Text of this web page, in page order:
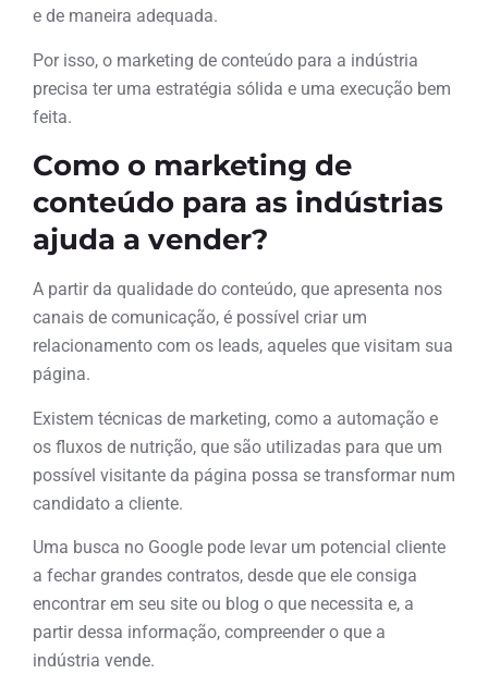
e de maneira adequada.
Por isso, o marketing de conteúdo para a indústria
precisa ter uma estratégia sólida e uma execução bem
feita.
Como o marketing de
conteúdo para as indústrias
ajuda a vender?
A partir da qualidade do conteúdo, que apresenta nos
canais de comunicação, é possível criar um
relacionamento com os leads, aqueles que visitam sua
página.
Existem técnicas de marketing, como a automação e
os fluxos de nutrição, que são utilizadas para que um
possível visitante da página possa se transformar num
candidato a cliente.
Uma busca no Google pode levar um potencial cliente
a fechar grandes contratos, desde que ele consiga
encontrar em seu site ou blog o que necessita e, a
partir dessa informação, compreender o que a
indústria vende.